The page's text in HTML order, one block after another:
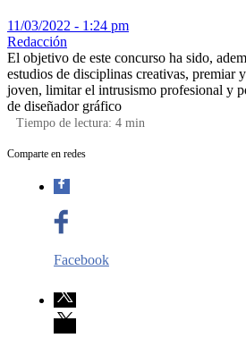
11/03/2022 - 1:24 pm
Redacción
El objetivo de este concurso ha sido,
estudios de disciplinas creativas, premiar
joven, limitar el intrusismo profesional y
de diseñador gráfico
Tiempo de lectura: 4 min
Comparte en redes
Facebook